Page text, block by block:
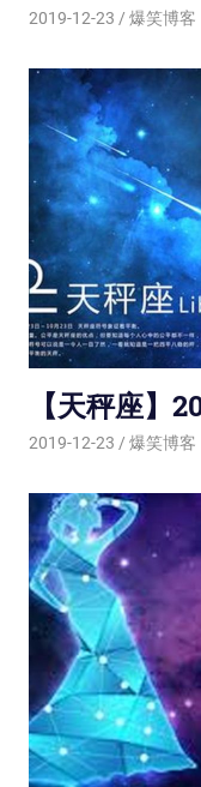
2019-12-23 爆笑博客
【天秤座】
2019-12-23 爆笑博客